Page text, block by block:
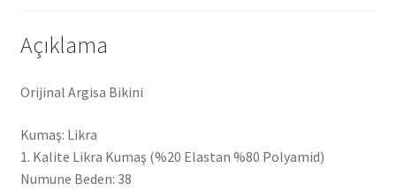
Açıklama
Orijinal Argisa Bikini
Kumaş: Likra
1. Kalite Likra Kumaş (%20 Elastan %80 Polyamid)
Numune Beden: 38